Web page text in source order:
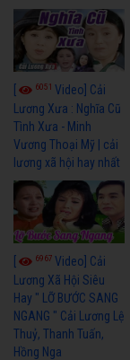
6051 Video] Cải
Lương Xưa : Nghĩa Cũ
Tình Xưa - Minh
Vương Thoại Mỹ | cải
lương xã hội hay nhất
6967 Video] Cải
Lương Xã Hội Siêu
Hay " LỠ BƯỚC SANG
NGANG " Cải Lương Lệ
Thuỷ, Thanh Tuấn,
Hồng Nga